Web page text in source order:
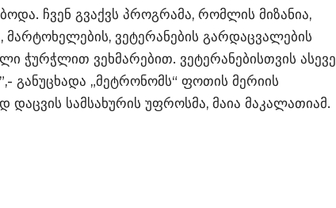
ჩვენ გვაქვს პროგრამა, რომლის მიზანია,
ვეტერანების გარდაცვალების
ჭურჭლით ვეხმარებით. ვეტერანებისთვის ასევე
განუცხადა „მეტრონომს“ ფოთის მერიის
სამსახურის უფროსმა, მაია მაკალათიამ.